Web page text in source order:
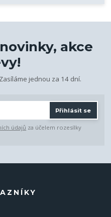
akce
jednou za 14 dní.
Přihlásit se
údajů za účelem rozesílky